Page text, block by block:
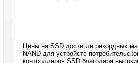
Цены на SSD достигли рекордных
NAND для устройств
контроллеров SSD благодаря